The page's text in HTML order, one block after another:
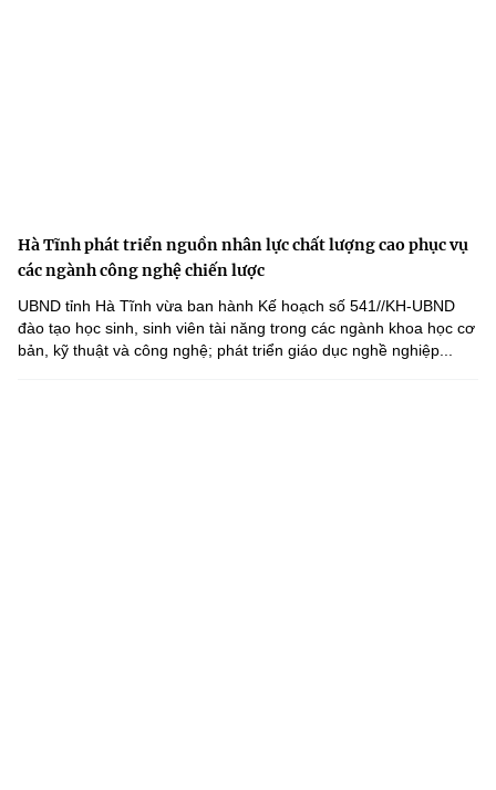
Hà Tĩnh phát triển nguồn nhân lực chất lượng cao phục vụ
các ngành công nghệ chiến lược
UBND tỉnh Hà Tĩnh vừa ban hành Kế hoạch số 541//KH-UBND
đào tạo học sinh, sinh viên tài năng trong các ngành khoa học cơ
bản, kỹ thuật và công nghệ; phát triển giáo dục nghề nghiệp...